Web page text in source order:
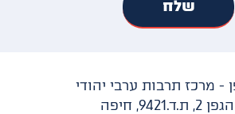
- מרכז תרבות ערבי יהודי
חיפה